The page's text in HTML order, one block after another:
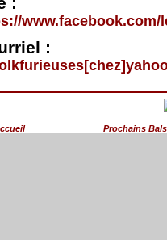
:
Prochains Bals